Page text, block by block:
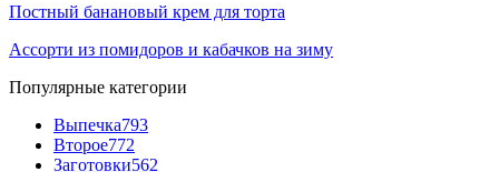
Постный банановый крем для торта
Ассорти из помидоров и кабачков на зиму
Популярные категории
Выпечка793
Второе772
Заготовки562